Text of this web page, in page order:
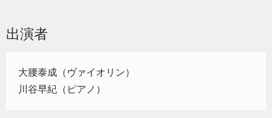
出演者
大腰泰成（ヴァイオリン）
川谷早紀（ピアノ）